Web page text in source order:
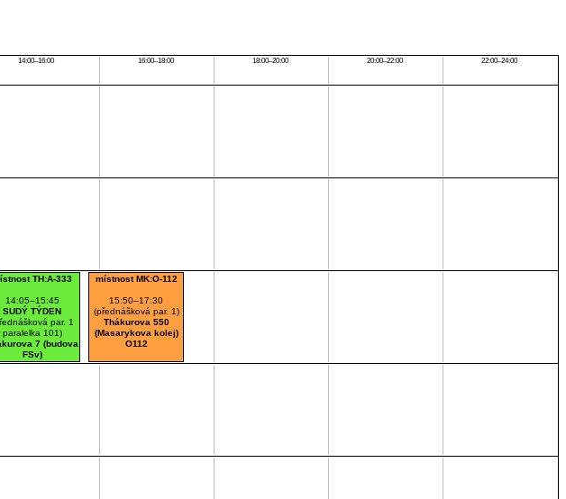
14:00–16:00 16:00–18:00 18:00–20:00 20:00–22:00 22:00–24:00
TH:A-333
14:05–15:45
SUDÝ TÝDEN
par. 1
paralelka 101)
7 (budova
FSv)
A333
místnost MK:O-112
15:50–17:30
(přednášková par. 1)
Thákurova 550
(Masarykova kolej)
O112